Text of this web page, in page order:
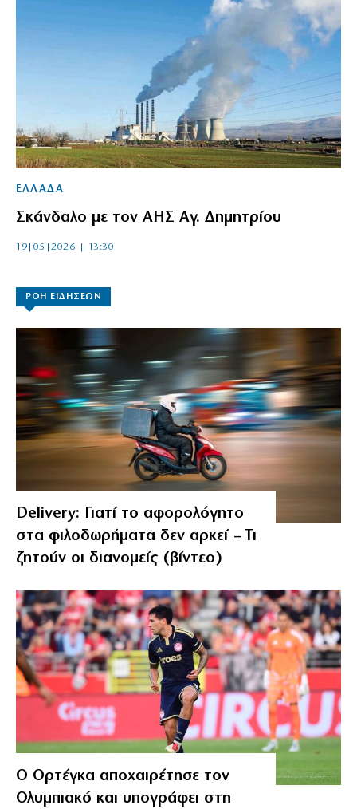
ΕΛΛΑΔΑ
Σκάνδαλο με τον ΑΗΣ Αγ. Δημητρίου
19|05|2026 | 13:30
ΡΟΗ ΕΙΔΗΣΕΩΝ
Delivery: Γιατί το αφορολόγητο
στα φιλοδωρήματα δεν αρκεί – Τι
ζητούν οι διανομείς (βίντεο)
Ο Ορτέγκα αποχαιρέτησε τον
Ολυμπιακό και υπογράφει στη